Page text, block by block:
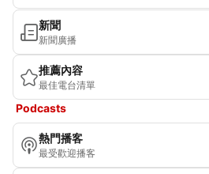
新聞
新聞廣播
推薦內容
最佳電台清單
Podcasts
熱門播客
最受歡迎播客